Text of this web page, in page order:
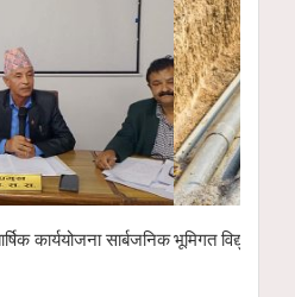
केभी लाइन ‘चार्ज’ गरिँदै
पोखरा